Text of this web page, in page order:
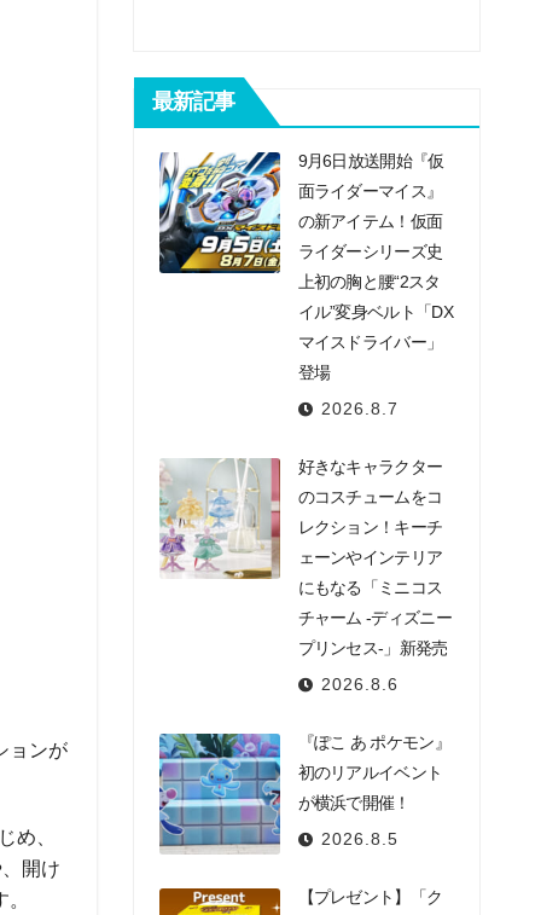
ョンが
め、
開け
最新記事
9月6日放送開始『仮
面ライダーマイス』
の新アイテム！仮面
ライダーシリーズ史
上初の胸と腰“2スタ
イル”変身ベルト「DX
マイスドライバー」
登場
2026.8.7
好きなキャラクター
のコスチュームをコ
レクション！キーチ
ェーンやインテリア
にもなる「ミニコス
チャーム -ディズニー
プリンセス-」新発売
2026.8.6
『ぽこ あ ポケモン』
初のリアルイベント
が横浜で開催！
2026.8.5
【プレゼント】「ク